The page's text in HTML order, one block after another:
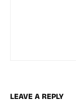
LEAVE A REPLY